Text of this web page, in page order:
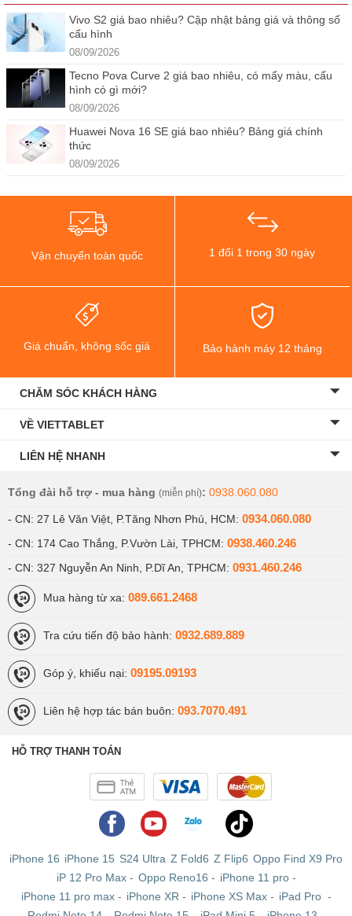
Vivo S2 giá bao nhiêu? Cập nhật bảng giá và thông số
cấu hình
08/09/2026
Tecno Pova Curve 2 giá bao nhiêu, có mấy màu, cấu
hình có gì mới?
08/09/2026
Huawei Nova 16 SE giá bao nhiêu? Bảng giá chính
thức
08/09/2026
Vận chuyển toàn quốc 1 đổi 1 trong 30 ngày
Giá chuẩn, không sốc giá Bảo hành máy 12 tháng
CHĂM SÓC KHÁCH HÀNG
VỀ VIETTABLET
LIÊN HỆ NHANH
Tổng đài hỗ trợ - mua hàng (miễn phí): 0938.060.080
- CN: 27 Lê Văn Việt, P.Tăng Nhơn Phú, HCM: 0934.060.080
- CN: 174 Cao Thắng, P.Vườn Lài, TPHCM: 0938.460.246
- CN: 327 Nguyễn An Ninh, P.Dĩ An, TPHCM: 0931.460.246
Mua hàng từ xa: 089.661.2468
Tra cứu tiến độ bảo hành: 0932.689.889
Góp ý, khiếu nại: 09195.09193
Liên hệ hợp tác bán buôn: 093.7070.491
HỖ TRỢ THANH TOÁN
iPhone 16 iPhone 15 S24 Ultra Z Fold6 Z Flip6 Oppo Find X9 Pro
iP 12 Pro Max- Oppo Reno16 - iPhone 11 pro-
iPhone 11 pro max- iPhone XR - iPhone XS Max- iPad Pro -